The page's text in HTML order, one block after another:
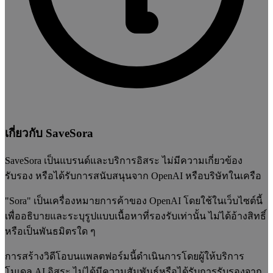
เกี่ยวกับ SaveSora
SaveSora เป็นแบรนด์และบริการอิสระ ไม่มีความเกี่ยวข้อง
รับรอง หรือได้รับการสนับสนุนจาก OpenAI หรือบริษัทในเครือ
"Sora" เป็นเครื่องหมายการค้าของ OpenAI โดยใช้ในเว็บไซต์นี้
เพื่ออธิบายและระบุรูปแบบเนื้อหาที่รองรับเท่านั้น ไม่ได้อ้างสิทธิ์
หรือเป็นพันธมิตรใด ๆ
การสร้างวิดีโอบนแพลตฟอร์มนี้ดำเนินการโดยผู้ให้บริการ